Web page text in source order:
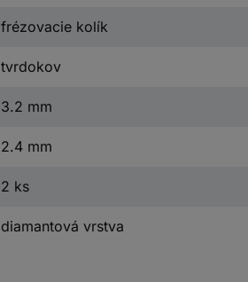
frézovacie kolík
tvrdokov
3.2 mm
2.4 mm
2 ks
diamantová vrstva